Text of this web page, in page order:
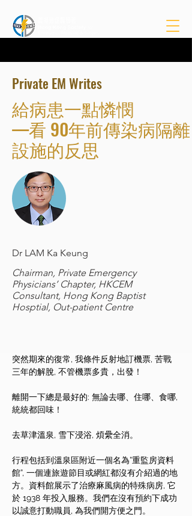
Private EM Writes
給病患一點憐憫
—看 90年前傳染病隔離
設施的反思
Dr LAM Ka Keung
Chairman, Private Emergency
Physicians’ Chapter, HKCEM
Consultant, Hong Kong Baptist
Hosptial, Out-patient Centre
突然期來的復常, 我條件反射地訂機票, 苦戰
三年的解脫, 不管機票多貴，出發！
離開一下總是最好的: 無論去哪、住哪、食哪,
統統都回味！
去草津溫泉, 雪下浸浴, 煩纍全消。
行程包括到溫泉區附近一個名為”重監房資料
館”, 一個連旅遊節目或網紅都沒有介紹過的地
方。資料館展示了治療麻風病的特殊病房, 它
於 1938 年投入服務。我們在沒有預約下成功
以誠意打動職員, 為我們開方便之門。